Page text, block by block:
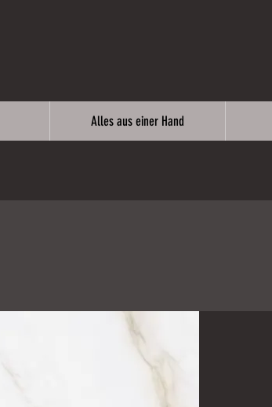
Alles aus einer Hand